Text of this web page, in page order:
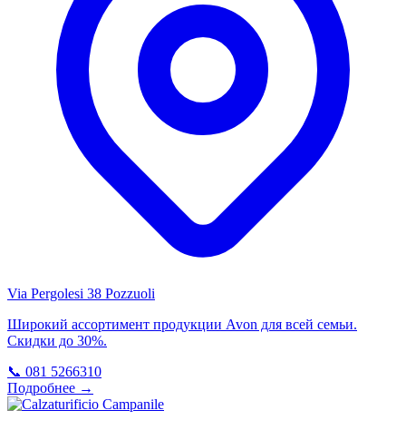
Via Pergolesi 38 Pozzuoli
Широкий ассортимент продукции Avon для всей семьи.
Скидки до 30%.
📞 081 5266310
Подробнее →